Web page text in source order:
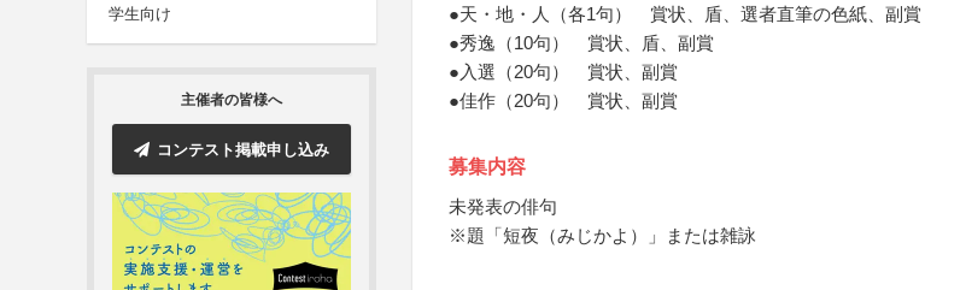
学生向け
主催者の皆様へ
コンテスト掲載申し込み
●天・地・人（各1句） 賞状、盾、選者直筆の色紙、副賞
●秀逸（10句） 賞状、盾、副賞
●入選（20句） 賞状、副賞
●佳作（20句） 賞状、副賞
募集内容
未発表の俳句
※題「短夜（みじかよ）」または雑詠